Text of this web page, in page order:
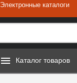
Электронные каталоги
Каталог товаров